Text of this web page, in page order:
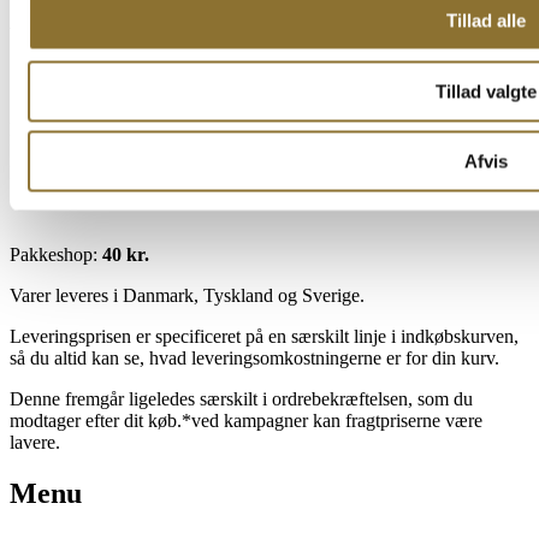
Tillad alle
Tillad valgte
Afvis
Vi sender med henholdsvis GLS og dao.
Erhverv:40 kr.
Pakkeshop: 40 kr.
Varer leveres i Danmark, Tyskland og Sverige.
Leveringsprisen er specificeret på en særskilt linje i indkøbskurven,
så du altid kan se, hvad leveringsomkostningerne er for din kurv.
Denne fremgår ligeledes særskilt i ordrebekræftelsen, som du
modtager efter dit køb.*ved kampagner kan fragtpriserne være
lavere.
Menu